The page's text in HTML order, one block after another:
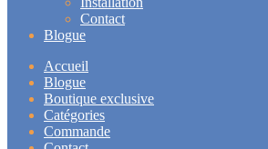
Contact
Blogue
Accueil
Blogue
Boutique exclusive
Catégories
Commande